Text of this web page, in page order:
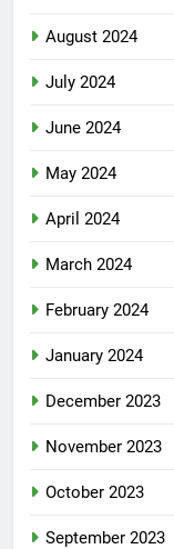
August 2024
July 2024
June 2024
May 2024
April 2024
March 2024
February 2024
January 2024
December 2023
November 2023
October 2023
September 2023